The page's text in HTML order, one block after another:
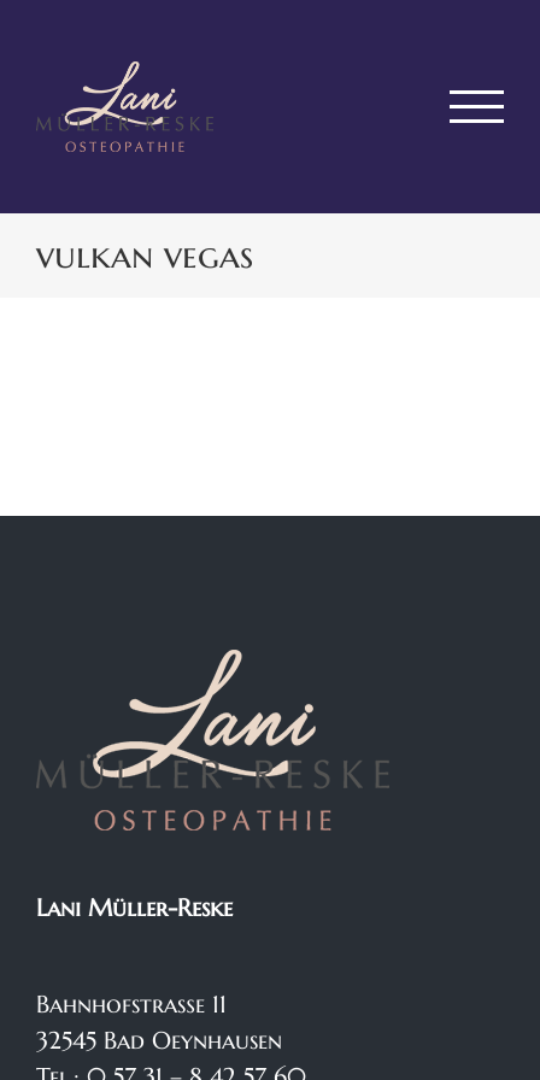
springen
vulkan vegas
Lani Müller-Reske
Bahnhofstraße 11
32545 Bad Oeynhausen